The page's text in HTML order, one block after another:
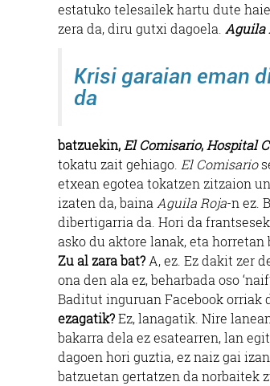
estatuko telesailek hartu dute
zera da, diru gutxi dagoela.
Krisi garaian eman
da
Aguila
batzuekin,El Comisario,Hospital
tokatu zait gehiago. El Comisario
etxean egotea tokatzen zitzaion
izaten da, bainaAguila Roja-n ez.
dibertigarria da. Hori da
asko du aktore lanak, eta
Zu al zara bat?A, ez. Ez dakit zer
ona den ala ez, beharbada oso
Baditut inguruan Facebook orriak
ezagatik?Ez, lanagatik. Nire
bakarra dela ez esatearren, lan
dagoen hori guztia, ez naiz gai
batzuetan gertatzen da norbaitek